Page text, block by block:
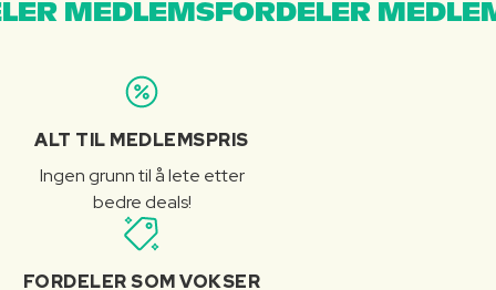
MEDLEMSFORDELER
ALT TIL MEDLEMSPRIS
Ingen grunn til å lete etter
bedre deals!
FORDELER SOM VOKSER